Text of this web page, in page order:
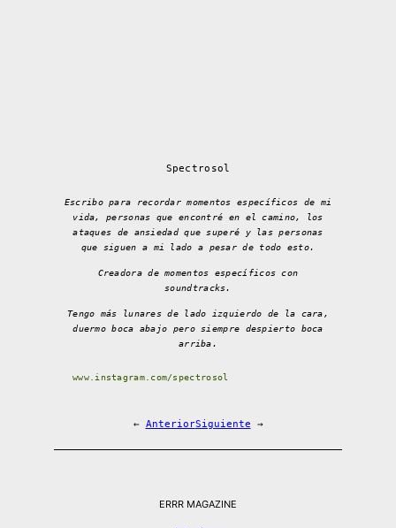
Spectrosol
Escribo para recordar momentos específicos de mi
vida, personas que encontré en el camino, los
ataques de ansiedad que superé y las personas
que siguen a mi lado a pesar de todo esto.
Creadora de momentos específicos con
soundtracks.
Tengo más lunares de lado izquierdo de la cara,
duermo boca abajo pero siempre despierto boca
arriba.
www.instagram.com/spectrosol
← AnteriorSiguiente →
ERRR MAGAZINE